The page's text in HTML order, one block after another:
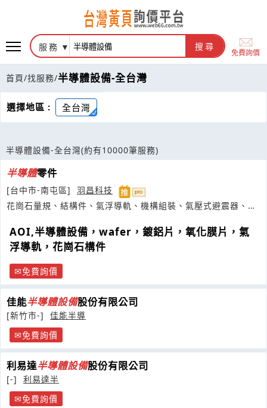
服務 搜尋
免費詢價
首頁/找服務/半導體設備-全台灣
選擇地區 : 全台灣
半導體設備-全台灣(約有10000筆服務)
半導體零件
[台中市-南屯區]
羽昌科技
花崗石量規、結構件、氣浮導軌、機構組裝、氣壓式避震器、陶
AOI,半導體設備，wafer，鍍鋁片，氧化膜片，氣
浮導軌，花崗石構件
免費詢價
佳能半導體設備股份有限公司
[新竹市-]
佳能半導
免費詢價
利易達半導體設備股份有限公司
[-]
利易達半
免費詢價